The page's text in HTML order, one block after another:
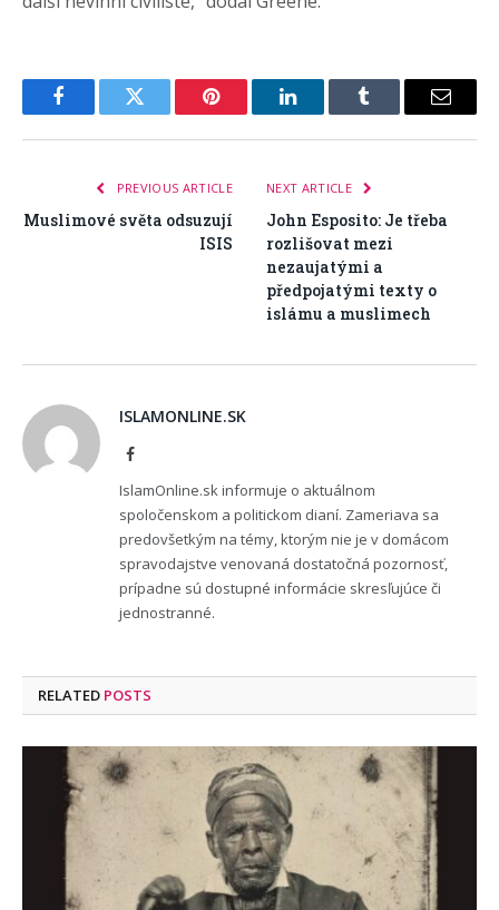
FacebookTwitter Pinterest LinkedInTumblr Email
PREVIOUS ARTICLE
Muslimové světa odsuzují
ISIS
NEXT ARTICLE
John Esposito: Je třeba
rozlišovat mezi
nezaujatými a
předpojatými texty o
islámu a muslimech
ISLAMONLINE.SK
Facebook
IslamOnline.sk informuje o aktuálnom
spoločenskom a politickom dianí. Zameriava sa
predovšetkým na témy, ktorým nie je v domácom
spravodajstve venovaná dostatočná pozornosť,
prípadne sú dostupné informácie skresľujúce či
jednostranné.
RELATED POSTS